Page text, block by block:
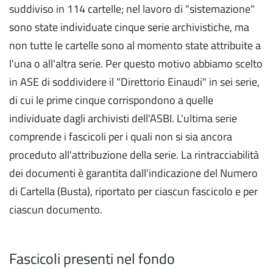
suddiviso in 114 cartelle; nel lavoro di "sistemazione"
sono state individuate cinque serie archivistiche, ma
non tutte le cartelle sono al momento state attribuite a
l'una o all'altra serie. Per questo motivo abbiamo scelto
in ASE di soddividere il "Direttorio Einaudi" in sei serie,
di cui le prime cinque corrispondono a quelle
individuate dagli archivisti dell'ASBI. L'ultima serie
comprende i fascicoli per i quali non si sia ancora
proceduto all'attribuzione della serie. La rintracciabilità
dei documenti è garantita dall'indicazione del Numero
di Cartella (Busta), riportato per ciascun fascicolo e per
ciascun documento.
Fascicoli presenti nel fondo